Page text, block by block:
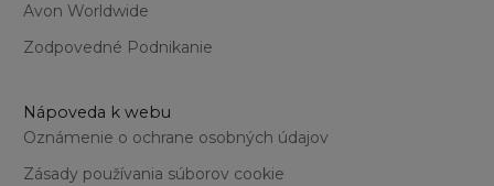
Avon Worldwide
Zodpovedné Podnikanie
Nápoveda k webu
Oznámenie o ochrane osobných údajov
Zásady používania súborov cookie